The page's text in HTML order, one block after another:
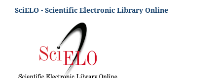
SciELO - Scientific Electronic Library Online